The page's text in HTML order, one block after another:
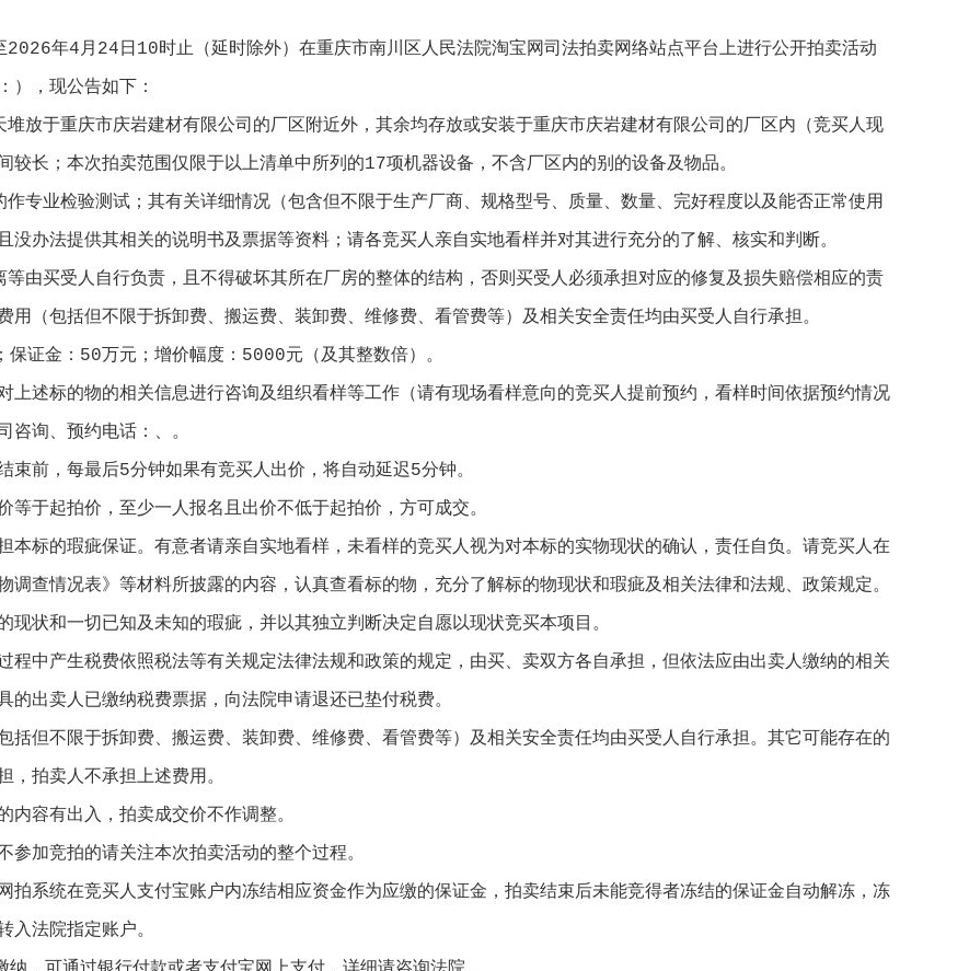
年4月24日10时止（延时除外）在重庆市南川区人民法院淘宝网司法拍卖网络站点平台上进行公开拍卖活动
），现公告如下：
于重庆市庆岩建材有限公司的厂区附近外，其余均存放或安装于重庆市庆岩建材有限公司的厂区内（竞买人现
长；本次拍卖范围仅限于以上清单中所列的17项机器设备，不含厂区内的别的设备及物品。
业检验测试；其有关详细情况（包含但不限于生产厂商、规格型号、质量、数量、完好程度以及能否正常使用
办法提供其相关的说明书及票据等资料；请各竞买人亲自实地看样并对其进行充分的了解、核实和判断。
买受人自行负责，且不得破坏其所在厂房的整体的结构，否则买受人必须承担对应的修复及损失赔偿相应的责
（包括但不限于拆卸费、搬运费、装卸费、维修费、看管费等）及相关安全责任均由买受人自行承担。
金：50万元；增价幅度：5000元（及其整数倍）。
述标的物的相关信息进行咨询及组织看样等工作（请有现场看样意向的竞买人提前预约，看样时间依据预约情况
咨询、预约电话：、。
前，每最后5分钟如果有竞买人出价，将自动延迟5分钟。
于起拍价，至少一人报名且出价不低于起拍价，方可成交。
标的瑕疵保证。有意者请亲自实地看样，未看样的竞买人视为对本标的实物现状的确认，责任自负。请竞买人在
查情况表》等材料所披露的内容，认真查看标的物，充分了解标的物现状和瑕疵及相关法律和法规、政策规定。
状和一切已知及未知的瑕疵，并以其独立判断决定自愿以现状竞买本项目。
中产生税费依照税法等有关规定法律法规和政策的规定，由买、卖双方各自承担，但依法应由出卖人缴纳的相关
出卖人已缴纳税费票据，向法院申请退还已垫付税费。
但不限于拆卸费、搬运费、装卸费、维修费、看管费等）及相关安全责任均由买受人自行承担。其它可能存在的
拍卖人不承担上述费用。
容有出入，拍卖成交价不作调整。
加竞拍的请关注本次拍卖活动的整个过程。
系统在竞买人支付宝账户内冻结相应资金作为应缴的保证金，拍卖结束后未能竞得者冻结的保证金自动解冻，冻
入法院指定账户。